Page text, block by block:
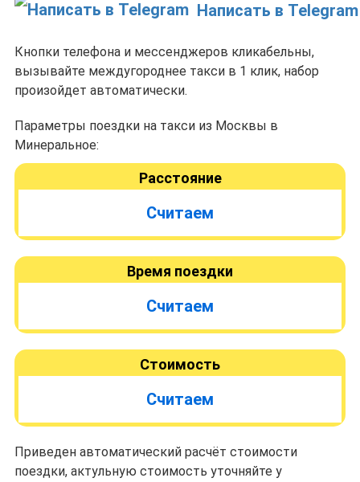
Написать в Telegram
Кнопки телефона и мессенджеров кликабельны,
вызывайте междугороднее такси в 1 клик, набор
произойдет автоматически.
Параметры поездки на такси из Москвы в
Минеральное:
Расстояние
Считаем
Время поездки
Считаем
Стоимость
Считаем
Приведен автоматический расчёт стоимости
поездки, актульную стоимость уточняйте у